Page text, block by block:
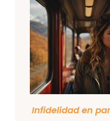
Infidelidad en